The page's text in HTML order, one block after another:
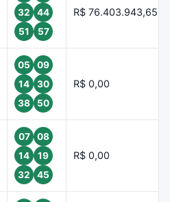
32
44
51
57
R$ 76.403.943,65
05
09
14
30
38
50
R$ 0,00
07
08
14
19
32
45
R$ 0,00